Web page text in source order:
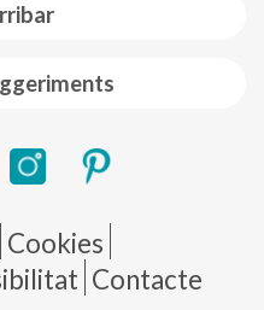
Pie de página
Cookies
Contacte